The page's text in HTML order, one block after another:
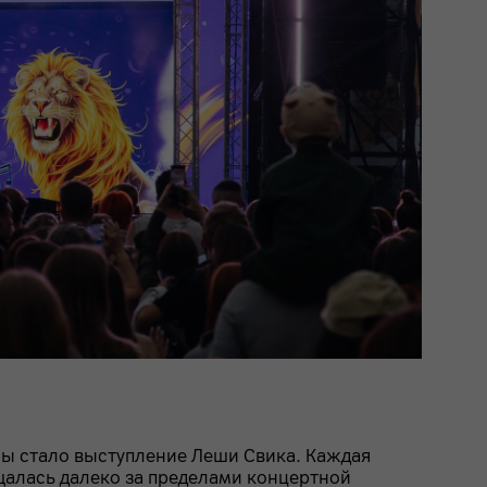
стало выступление Леши Свика. Каждая
далеко за пределами концертной